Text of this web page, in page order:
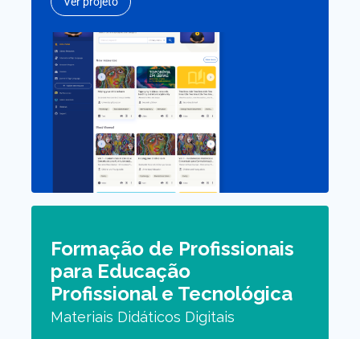
Formação de Profissionais
para Educação
Profissional e Tecnológica
Materiais Didáticos Digitais